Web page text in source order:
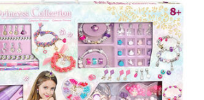
ถบรรทุกของเล่น, รถไฟของเล่น
คับ
านคราฟท์
งสะสม
คคีส์